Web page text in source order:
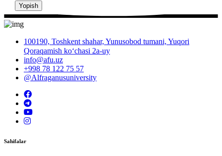
Yopish
100190, Toshkent shahar, Yunusobod tumani, Yuqori
Qoraqamish ko‘chasi 2a-uy
info@afu.uz
+998 78 122 75 57
@Alfraganusuniversity
Sahifalar